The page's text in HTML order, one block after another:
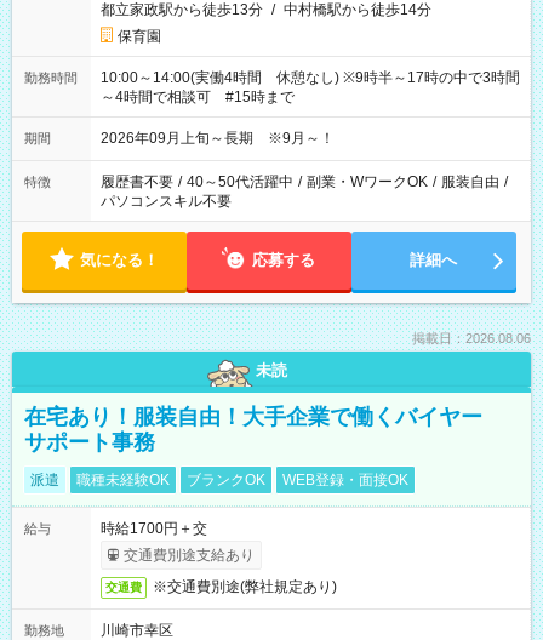
都立家政駅から徒歩13分 / 中村橋駅から徒歩14分
保育園
勤務時間
10:00～14:00(実働4時間 休憩なし) ※9時半～17時の中で3時間
～4時間で相談可 #15時まで
期間 2026年09月上旬～長期 ※9月～！
特徴 履歴書不要 / 40～50代活躍中 / 副業・WワークOK / 服装自由 /
パソコンスキル不要
気になる！ 応募する 詳細へ
掲載日：2026.08.06
未読
在宅あり！服装自由！大手企業で働くバイヤー
サポート事務
派遣 職種未経験OK ブランクOK WEB登録・面接OK
給与
時給1700円＋交
交通費別途支給あり
交通費 ※交通費別途(弊社規定あり)
勤務地
川崎市幸区